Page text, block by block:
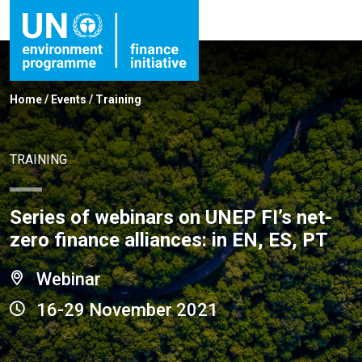
Home/ Events/Training
TRAINING
Series of webinars on UNEP FI’s net-
zero finance alliances: in EN, ES, PT
Webinar
16-29 November 2021